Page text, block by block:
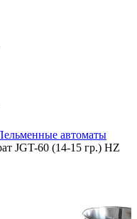
автоматы
JGT-60 (14-15 гр.) HZ